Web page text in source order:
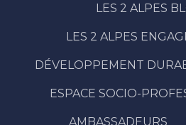
LES 2 ALPES
LES 2 ALPES
DÉVELOPPEMENT
ESPACE SOCIO-
AMBASSADEURS